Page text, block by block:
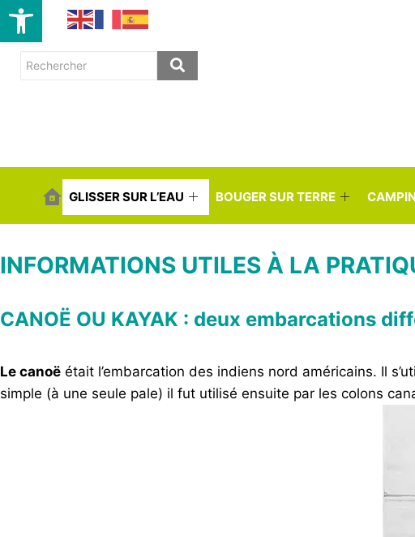
Ouvrir la barre d’outils
GLISSER SUR L’EAU BOUGER SUR TERRE
INFORMATIONS UTILES À LA
CANOË OU KAYAK : deux embarcations
Le canoë était l’embarcation des indiens nord américains. Il
simple (à une seule pale) il fut utilisé ensuite par les colons